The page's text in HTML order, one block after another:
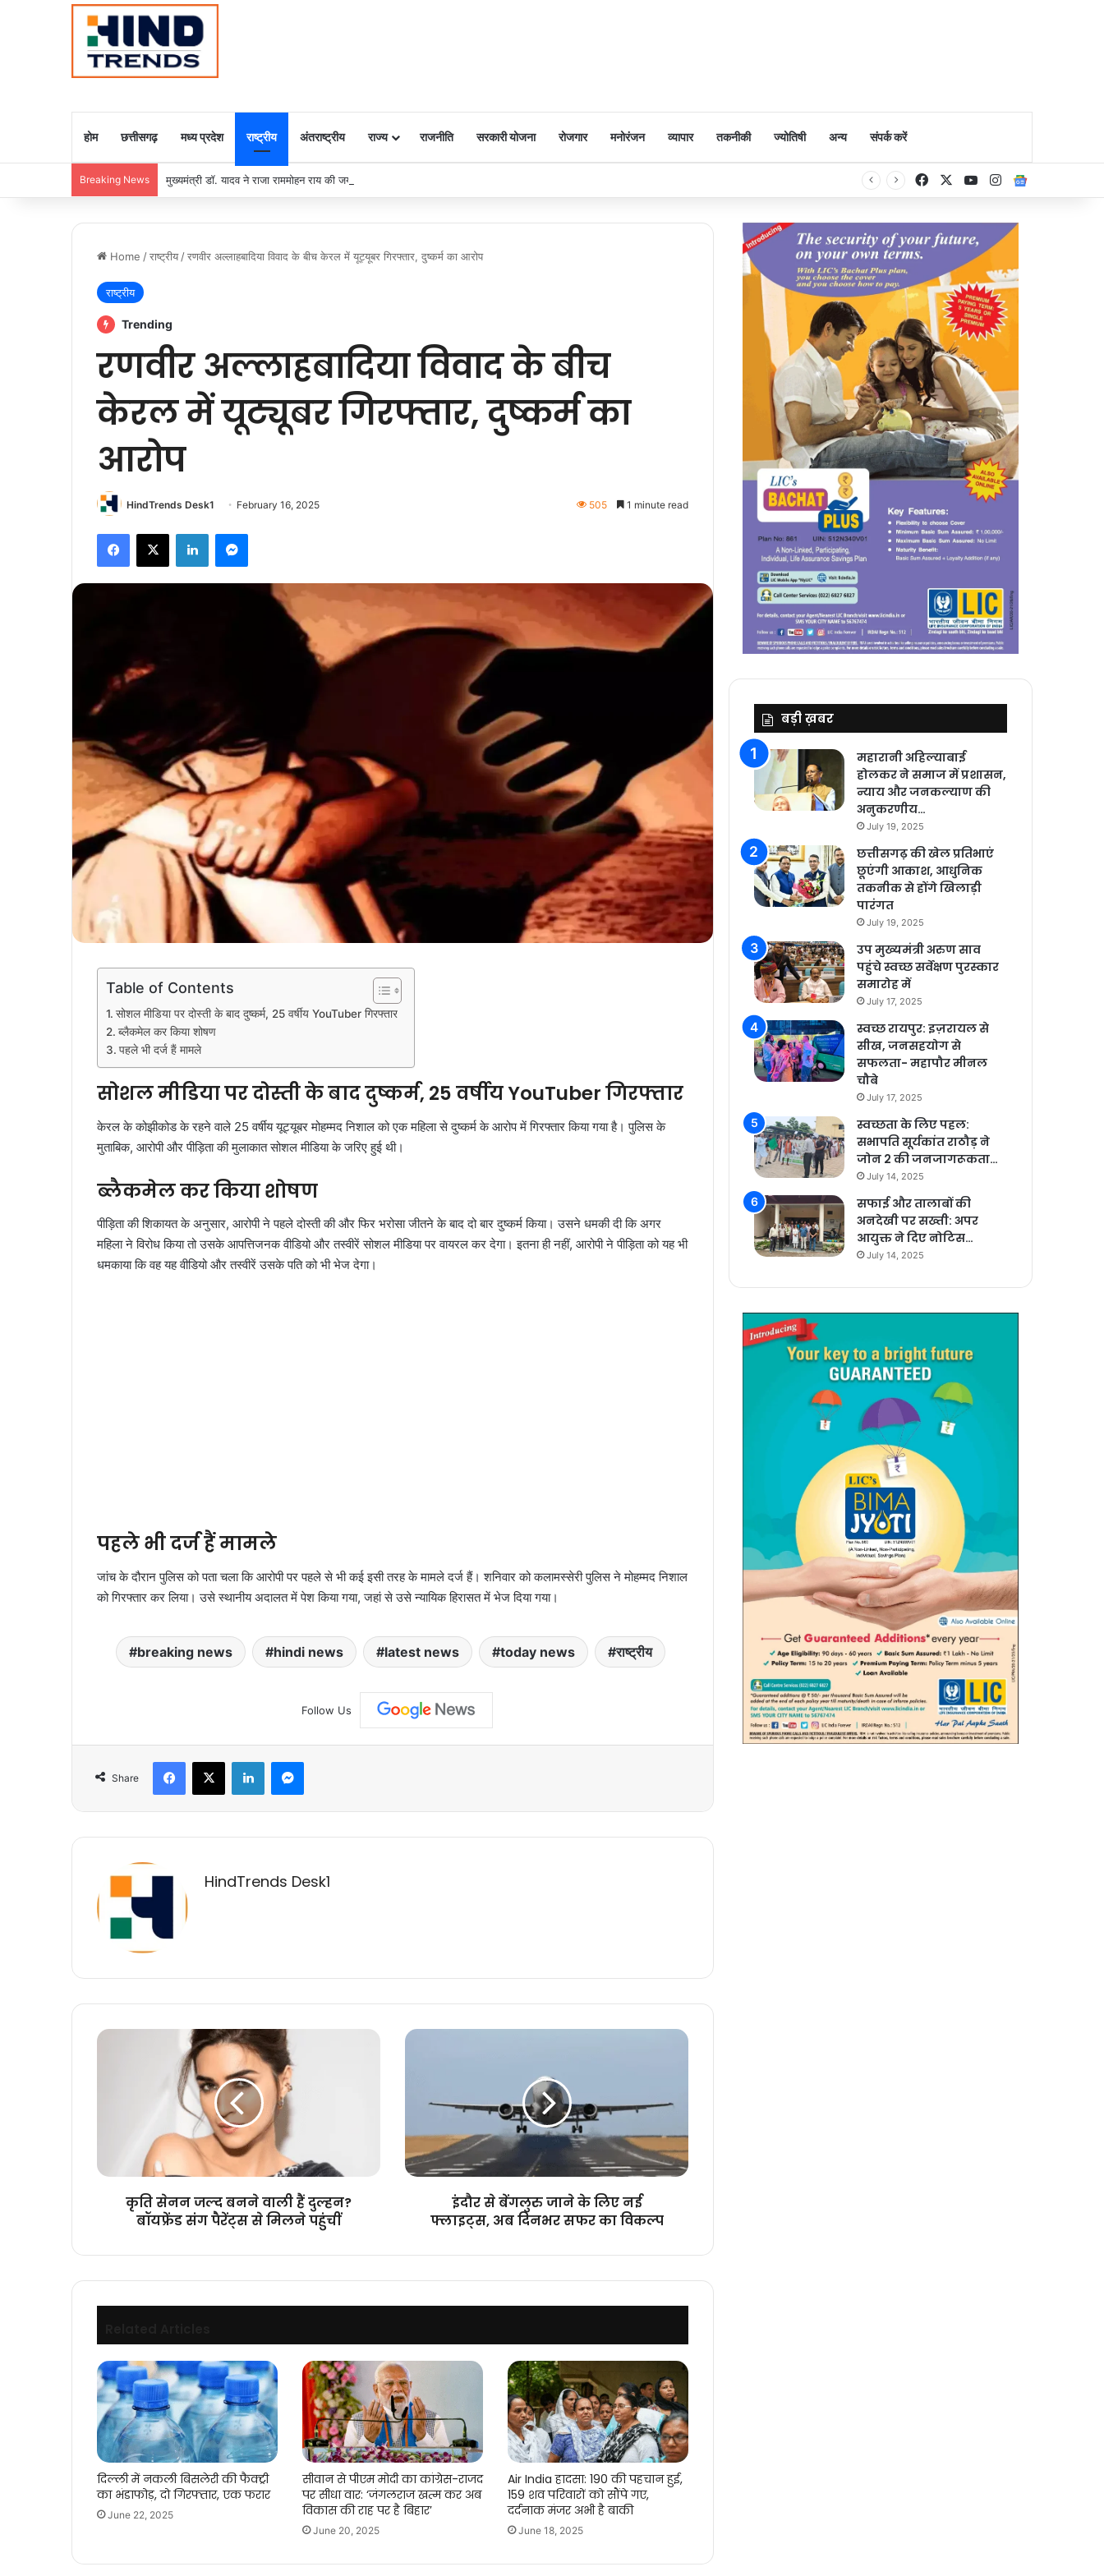
होम छत्तीसगढ़ मध्य प्रदेश राष्ट्रीय अंतराष्ट्रीय राज्य राजनीति सरकारी योजना रोजगार मनोरंजन व्यापार तकनीकी ज्योतिषी अन्य संपर्क करें
Breaking News मुख्यमंत्री डॉ. यादव ने राजा राममोहन राय की जयंती पर किया नमन FacebookYouTubeInstagram
Home /राष्ट्रीय /रणवीर अल्लाहबादिया विवाद के बीच केरल में यूट्यूबर गिरफ्तार, दुष्कर्म का आरोप
राष्ट्रीय
Trending
रणवीर अल्लाहबादिया विवाद के बीच
केरल में यूट्यूबर गिरफ्तार, दुष्कर्म का
आरोप
HindTrends Desk1 February 16, 2025 505 1 minute read
Facebook
X LinkedInMessenger
Table of Contents
सोशल मीडिया पर दोस्ती के बाद दुष्कर्म, 25 वर्षीय YouTuber गिरफ्तार
ब्लैकमेल कर किया शोषण
पहले भी दर्ज हैं मामले
सोशल मीडिया पर दोस्ती के बाद दुष्कर्म, 25 वर्षीय YouTuber गिरफ्तार
केरल के कोझीकोड के रहने वाले 25 वर्षीय यूट्यूबर मोहम्मद निशाल को एक महिला से दुष्कर्म के आरोप में गिरफ्तार किया गया है। पुलिस के
मुताबिक, आरोपी और पीड़िता की मुलाकात सोशल मीडिया के जरिए हुई थी।
ब्लैकमेल कर किया शोषण
पीड़िता की शिकायत के अनुसार, आरोपी ने पहले दोस्ती की और फिर भरोसा जीतने के बाद दो बार दुष्कर्म किया। उसने धमकी दी कि अगर
महिला ने विरोध किया तो उसके आपत्तिजनक वीडियो और तस्वीरें सोशल मीडिया पर वायरल कर देगा। इतना ही नहीं, आरोपी ने पीड़िता को यह भी
धमकाया कि वह यह वीडियो और तस्वीरें उसके पति को भी भेज देगा।
पहले भी दर्ज हैं मामले
जांच के दौरान पुलिस को पता चला कि आरोपी पर पहले से भी कई इसी तरह के मामले दर्ज हैं। शनिवार को कलामस्सेरी पुलिस ने मोहम्मद निशाल
को गिरफ्तार कर लिया। उसे स्थानीय अदालत में पेश किया गया, जहां से उसे न्यायिक हिरासत में भेज दिया गया।
breaking news hindi news latest news today news राष्ट्रीय
Follow Us
Share
Facebook
X LinkedInMessenger
HindTrends Desk1
कृति
संग
कृति सेनन जल्द बनने वाली हैं दुल्हन?
बॉयफ्रेंड संग पैरेंट्स से मिलने पहुंचीं
इंदौर
नई
फ्लाइट्स,
अब
इंदौर से बेंगलुरु जाने के लिए नई
फ्लाइट्स, अब दिनभर सफर का विकल्प
दिल्ली में नकली बिसलेरी की फैक्ट्री
का भंडाफोड़, दो गिरफ्तार, एक फरार
June 22, 2025
सीवान से पीएम मोदी का कांग्रेस-राजद
पर सीधा वार: ‘जंगलराज खत्म कर अब
विकास की राह पर है बिहार’
June 20, 2025
Air India हादसा: 190 की पहचान हुई,
159 शव परिवारों को सौंपे गए,
दर्दनाक मंजर अभी है बाकी
June 18, 2025
बड़ी ख़बर
महारानी अहिल्याबाई
होलकर ने समाज में प्रशासन,
न्याय और जनकल्याण की
अनुकरणीय…
July 19, 2025
छत्तीसगढ़ की खेल प्रतिभाएं
छूएंगी आकाश, आधुनिक
तकनीक से होंगे खिलाड़ी
पारंगत
July 19, 2025
उप मुख्यमंत्री अरुण साव
पहुंचे स्वच्छ सर्वेक्षण पुरस्कार
समारोह में
July 17, 2025
स्वच्छ रायपुर: इज़रायल से
सीख, जनसहयोग से
सफलता- महापौर मीनल
चौबे
July 17, 2025
स्वच्छता के लिए पहल:
सभापति सूर्यकांत राठौड़ ने
जोन 2 की जनजागरूकता…
July 14, 2025
सफाई और तालाबों की
अनदेखी पर सख्ती: अपर
आयुक्त ने दिए नोटिस…
July 14, 2025